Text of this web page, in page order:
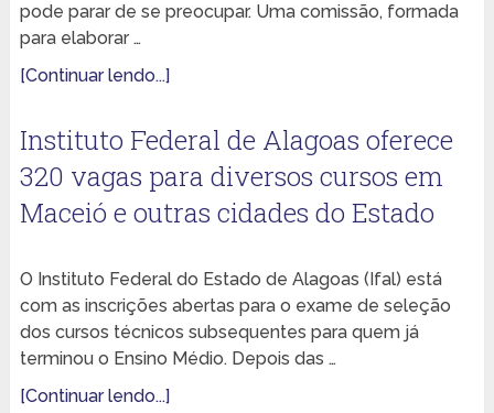
pode parar de se preocupar. Uma comissão, formada
para elaborar …
[Continuar lendo...]
Instituto Federal de Alagoas oferece
320 vagas para diversos cursos em
Maceió e outras cidades do Estado
O Instituto Federal do Estado de Alagoas (Ifal) está
com as inscrições abertas para o exame de seleção
dos cursos técnicos subsequentes para quem já
terminou o Ensino Médio. Depois das …
[Continuar lendo...]